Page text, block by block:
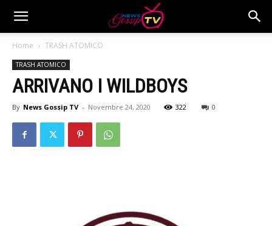
Home TRASH ATOMICO
TRASH ATOMICO
ARRIVANO I WILDBOYS
By News Gossip TV - Novembre 24, 2020 322 0